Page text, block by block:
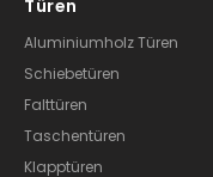
Türen
Aluminiumholz Türen
Schiebetüren
Falttüren
Taschentüren